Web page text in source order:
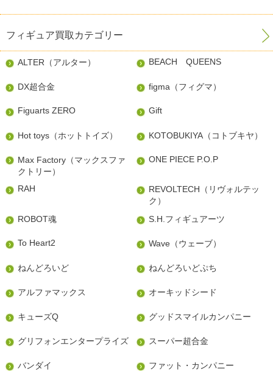
フィギュア買取カテゴリー
ALTER（アルター） BEACH QUEENS
DX超合金 figma（フィグマ）
Figuarts ZERO Gift
Hot toys（ホットトイズ） KOTOBUKIYA（コトブキヤ）
Max Factory（マックスファ
クトリー）
ONE PIECE P.O.P
RAH
REVOLTECH（リヴォルテッ
ク）
ROBOT魂
S.H.フィギュアーツ
To Heart2 Wave（ウェーブ）
ねんどろいど ねんどろいどぷち
アルファマックス オーキッドシード
キューズQ グッドスマイルカンパニー
グリフォンエンタープライズ スーパー超合金
バンダイ ファット・カンパニー